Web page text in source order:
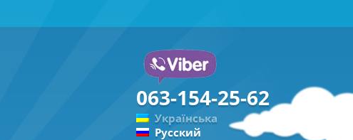
063-154-25-62
Українська
Русский